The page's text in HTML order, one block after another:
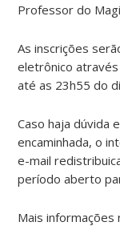
Professor do
As inscrições
eletrônico
até as 23h55 do
Caso haja dúvida
encaminhada, o
e-mail
período aberto
Mais